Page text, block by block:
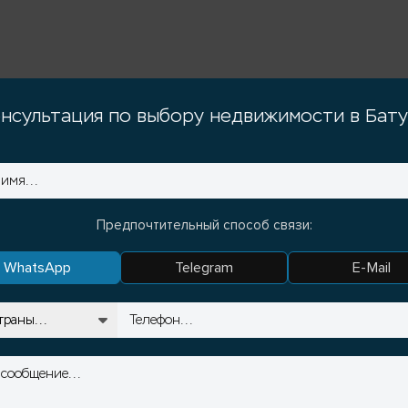
по выбору недвижимости в
Предпочтительный способ связи:
WhatsApp Telegram E-Mail